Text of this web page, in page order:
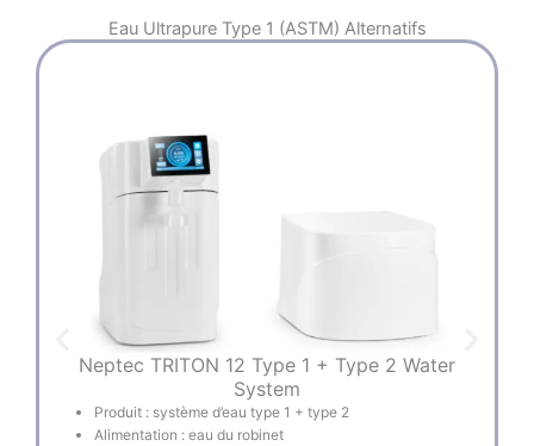
Eau Ultrapure Type 1 (ASTM) Alternatifs
Neptec TRITON 12 Type 1 + Type 2 Water
System
Produit : système d’eau type 1 + type 2
Alimentation : eau du robinet